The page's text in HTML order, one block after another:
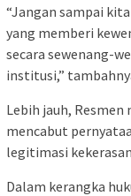
“Jangan sampai
yang memberi
secara sewenang-
institusi,”
Lebih jauh,
mencabut
legitimasi
Dalam kerangka